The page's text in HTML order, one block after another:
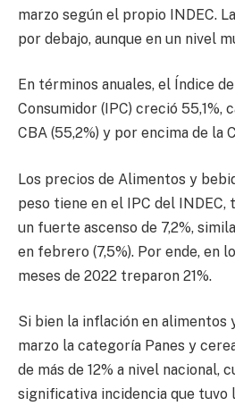
marzo según el propio INDEC.
por debajo, aunque en un nivel
En términos anuales, el Índice
Consumidor (IPC) creció 55,1%,
CBA (55,2%) y por encima de la
Los precios de Alimentos y
peso tiene en el IPC del INDEC,
un fuerte ascenso de 7,2%,
en febrero (7,5%). Por ende, en
meses de 2022 treparon 21%.
Si bien la inflación en alimentos
marzo la categoría Panes y
de más de 12% a nivel nacional,
significativa incidencia que tuvo